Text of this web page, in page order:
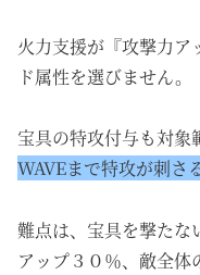
火力支援が『攻撃力ア
ド属性を選びません。
宝具の特攻付与も対象
WAVEまで特攻が刺さ
難点は、宝具を撃たな
アップ３０％、敵全